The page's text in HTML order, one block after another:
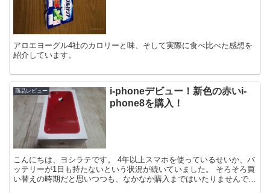
アロエヨーグル4社のカロリーと味、そして実際に食べ比べた感想を
紹介しています。
商品レビュー
i-phoneデビュー！新色の赤いi-
phone8を購入！
こんにちは、ヨシラテです。 4年以上スマホを使っているせいか、バ
ッテリーが1日も持たないという状況が続いていました。 そろそろ買
い替えの時期だと思いつつも、なかなか購入まではいたりませんでし